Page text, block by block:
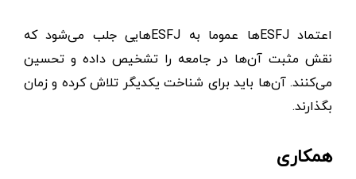
اعتماد ESFJها عموما به ESFJهایی جلب می‌شود که
نقش مثبت آن‌ها در جامعه را تشخیص داده و تحسین
می‌کنند. آن‌ها باید برای شناخت یکدیگر تلاش کرده و زمان
بگذارند.
همکاری